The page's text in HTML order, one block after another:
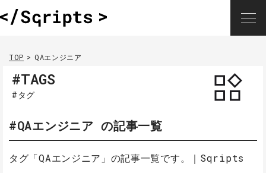
TOP QAエンジニア
#TAGS
#タグ
#QAエンジニア の記事一覧
タグ「QAエンジニア」の記事一覧です。｜Sqripts